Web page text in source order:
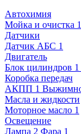
Автохимия
Мойка и очистка 1
Датчики
Датчик АБС 1
Двигатель
Блок цилиндров 1
Коробка передач
АКПП 1
Масла и жидкости
Моторное масло 1
Освещение
Лампа 2 Фара 1